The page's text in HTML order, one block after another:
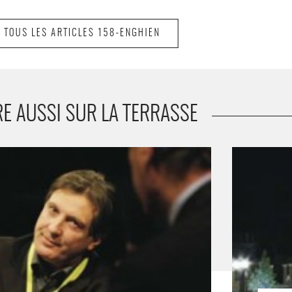
TOUS LES ARTICLES 158-ENGHIEN
AUSSI SUR LA TERRASSE
- Critique sortie Danse